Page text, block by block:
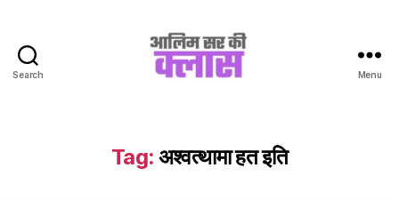
Search
Class
Menu
Tag: अश्वत्थामा हत इति